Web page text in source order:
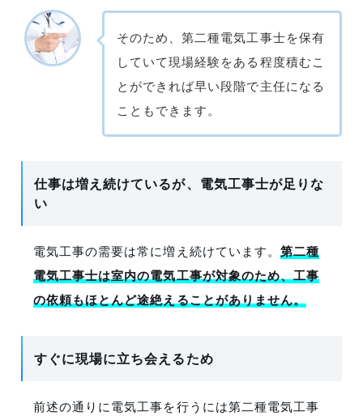
そのため、第二種電気工事士を保有
していて現場経験をある程度積むこ
とができれば早い段階で主任になる
こともできます。
仕事は増え続けているが、電気工事士が足りな
い
電気工事の需要は常に増え続けています。 第二種
電気工事士は室内の電気工事が対象のため、工事
の依頼もほとんど途絶えることがありません。
すぐに現場に立ち会えるため
前述の通りに電気工事を行うには第二種電気工事